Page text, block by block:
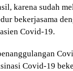
karena sudah
bekerjasama
Covid-19.
Covid-19